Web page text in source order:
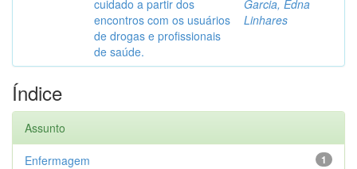
cuidado a partir dos
encontros com os usuários
de drogas e profissionais
de saúde.
Garcia, Edna
Linhares
Índice
Assunto
1
Enfermagem